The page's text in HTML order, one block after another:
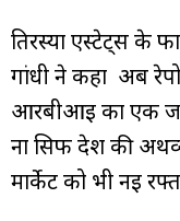
तिरस्या एस्टेट्स के
गांधी ने कहा अब
आरबीआई का एक
ना सिर्फ देश की
मार्केट को भी नई